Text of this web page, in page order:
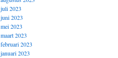
juli 2023
juni 2023
mei 2023
maart 2023
februari 2023
januari 2023